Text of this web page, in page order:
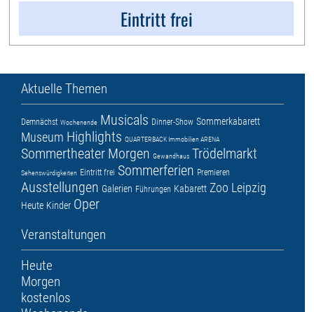
Eintritt frei
Aktuelle Themen
Demnächst Wochenende Musicals Dinner-Show Sommerkabarett
Museum Highlights QUARTERBACK Immobilien ARENA
Sommertheater Morgen Gewandhaus Trödelmarkt
Sehenswürdigkeiten Eintritt frei Sommerferien Premieren
Ausstellungen Galerien Führungen Kabarett Zoo Leipzig
Heute Kinder Oper
Veranstaltungen
Heute
Morgen
kostenlos